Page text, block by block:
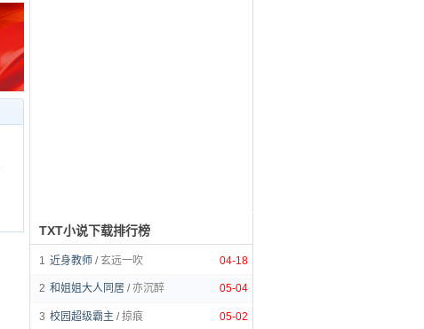
TXT小说下载排行榜
04-18
1 近身教师 /玄远一吹
05-04
2 和姐姐大人同居 /亦沉醉
05-02
3 校园超级霸主 /掠痕